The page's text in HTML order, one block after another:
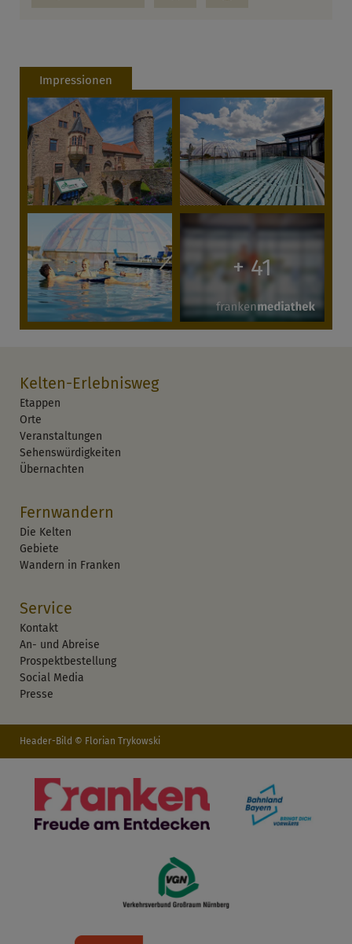
Impressionen
+ 41
Kelten-Erlebnisweg
Etappen
Orte
Veranstaltungen
Sehenswürdigkeiten
Übernachten
Fernwandern
Die Kelten
Gebiete
Wandern in Franken
Service
Kontakt
An- und Abreise
Prospektbestellung
Social Media
Presse
Header-Bild © Florian Trykowski